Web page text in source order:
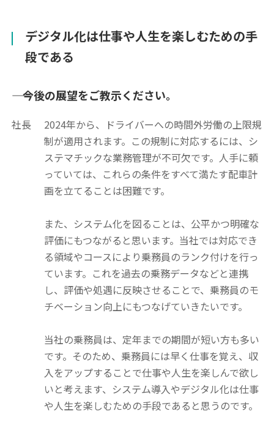
デジタル化は仕事や人生を楽しむための手
段である
―― 今後の展望をご教示ください。
社長
2024年から、ドライバーへの時間外労働の上限規
制が適用されます。この規制に対応するには、シ
ステマチックな業務管理が不可欠です。人手に頼
っていては、これらの条件をすべて満たす配車計
画を立てることは困難です。
また、システム化を図ることは、公平かつ明確な
評価にもつながると思います。当社では対応でき
る領域やコースにより乗務員のランク付けを行っ
ています。これを過去の乗務データなどと連携
し、評価や処遇に反映させることで、乗務員のモ
チベーション向上にもつなげていきたいです。
当社の乗務員は、定年までの期間が短い方も多い
です。そのため、乗務員には早く仕事を覚え、収
入をアップすることで仕事や人生を楽しんで欲し
いと考えます、システム導入やデジタル化は仕事
や人生を楽しむための手段であると思うのです。